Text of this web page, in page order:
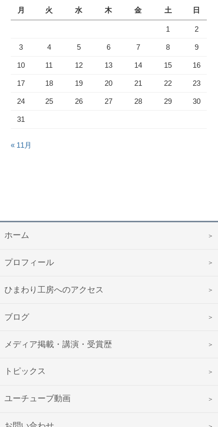
月 火 水 木 金 土 日
1 2
3 4 5 6 7 8 9
10 11 12 13 14 15 16
17 18 19 20 21 22 23
24 25 26 27 28 29 30
31
« 11月
ホーム
プロフィール
ひまわり工房へのアクセス
ブログ
メディア掲載・講演・受賞歴
トピックス
ユーチューブ動画